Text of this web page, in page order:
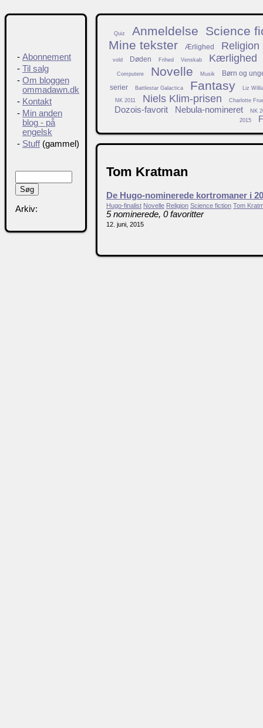
Quiz Anmeldelse
Science
Mine tekster
Ærlighed Religion
vold Døden Frihed Venskab Kærlighed
Computere Novelle Musik
Børn og
serier
Battlestar Galactica Fantasy Liz
NK 2011 Niels Klim-prisen Charlotte
Dozois-favorit Nebula-nomineret
NK
2015
Tom Kratman
De Hugo-nominerede kortromaner i
Hugo-finalist Novelle Religion Science fiction Tom
5 nominerede, 0 favoritter
12. juni, 2015
- Abonnement
- Til salg
- Om bloggen
ommadawn.dk
- Kontakt
- Min anden
blog - på
engelsk
- Stuff(gammel)
Arkiv: